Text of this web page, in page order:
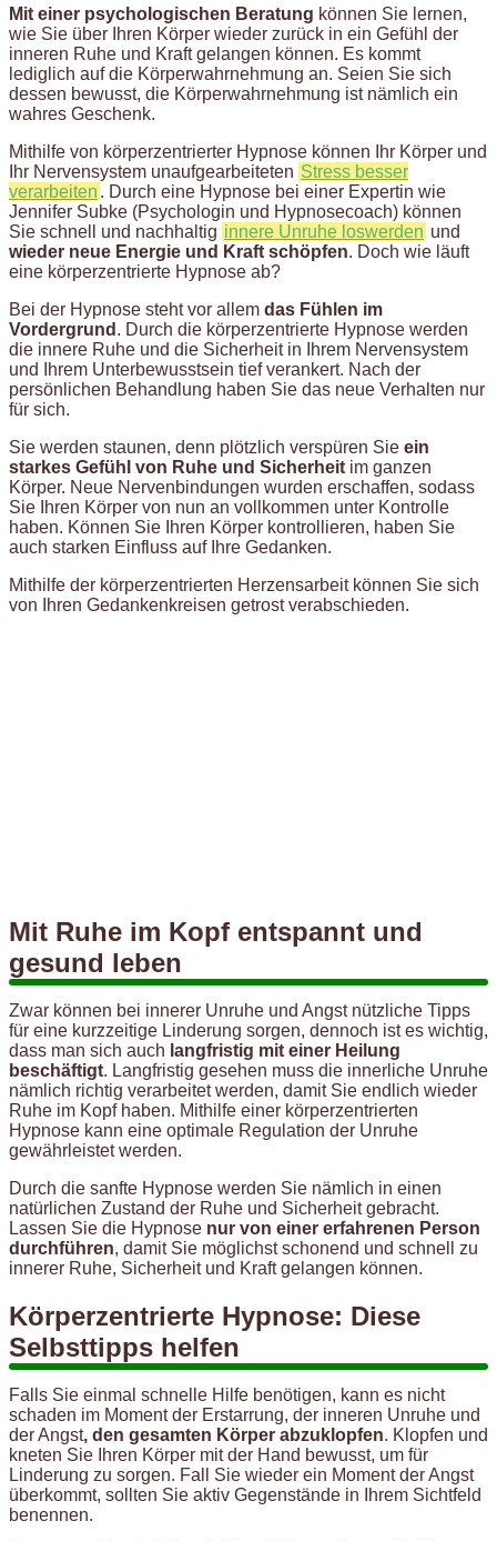
Mit einer psychologischen Beratung können Sie lernen,
wie Sie über Ihren Körper wieder zurück in ein Gefühl der
inneren Ruhe und Kraft gelangen können. Es kommt
lediglich auf die Körperwahrnehmung an. Seien Sie sich
dessen bewusst, die Körperwahrnehmung ist nämlich ein
wahres Geschenk.
Mithilfe von körperzentrierter Hypnose können Ihr Körper und
Ihr Nervensystem unaufgearbeiteten Stress besser
verarbeiten . Durch eine Hypnose bei einer Expertin wie
Jennifer Subke (Psychologin und Hypnosecoach) können
Sie schnell und nachhaltig innere Unruhe loswerden und
wieder neue Energie und Kraft schöpfen. Doch wie läuft
eine körperzentrierte Hypnose ab?
Bei der Hypnose steht vor allem das Fühlen im
Vordergrund . Durch die körperzentrierte Hypnose werden
die innere Ruhe und die Sicherheit in Ihrem Nervensystem
und Ihrem Unterbewusstsein tief verankert. Nach der
persönlichen Behandlung haben Sie das neue Verhalten nur
für sich.
Sie werden staunen, denn plötzlich verspüren Sie ein
starkes Gefühl von Ruhe und Sicherheit im ganzen
Körper. Neue Nervenbindungen wurden erschaffen, sodass
Sie Ihren Körper von nun an vollkommen unter Kontrolle
haben. Können Sie Ihren Körper kontrollieren, haben Sie
auch starken Einfluss auf Ihre Gedanken.
Mithilfe der körperzentrierten Herzensarbeit können Sie sich
von Ihren Gedankenkreisen getrost verabschieden.
Mit Ruhe im Kopf entspannt und
gesund leben
Zwar können bei innerer Unruhe und Angst nützliche Tipps
für eine kurzzeitige Linderung sorgen, dennoch ist es wichtig,
dass man sich auch langfristig mit einer Heilung
beschäftigt. Langfristig gesehen muss die innerliche Unruhe
nämlich richtig verarbeitet werden, damit Sie endlich wieder
Ruhe im Kopf haben. Mithilfe einer körperzentrierten
Hypnose kann eine optimale Regulation der Unruhe
gewährleistet werden.
Durch die sanfte Hypnose werden Sie nämlich in einen
natürlichen Zustand der Ruhe und Sicherheit gebracht.
Lassen Sie die Hypnose nur von einer erfahrenen Person
durchführen, damit Sie möglichst schonend und schnell zu
innerer Ruhe, Sicherheit und Kraft gelangen können.
Körperzentrierte Hypnose: Diese
Selbsttipps helfen
Falls Sie einmal schnelle Hilfe benötigen, kann es nicht
schaden im Moment der Erstarrung, der inneren Unruhe und
der Angst, den gesamten Körper abzuklopfen. Klopfen und
kneten Sie Ihren Körper mit der Hand bewusst, um für
Linderung zu sorgen. Fall Sie wieder ein Moment der Angst
überkommt, sollten Sie aktiv Gegenstände in Ihrem Sichtfeld
benennen.